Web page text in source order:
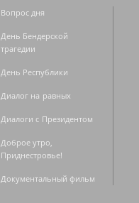
Вопрос дня
День Бендерской
трагедии
День Республики
Диалог на равных
Диалоги с Президентом
Доброе утро,
Приднестровье!
Документальный фильм